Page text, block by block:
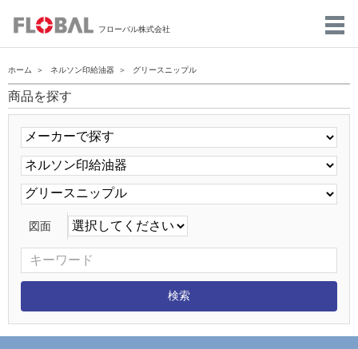
フローバル株式会社
ホーム ネルソン印給油器 グリースニップル
商品を探す
図面